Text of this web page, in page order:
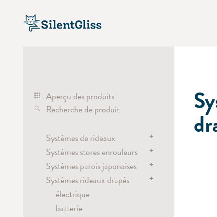
Aperçu des produits
Recherche de produit
Systèmes de rideaux
+
Systèmes de rideaux
électrique
manuel
corde
Tringles de séparation
Systèmes stores enrouleurs
+
Systèmes stores enrouleurs
électrique
batterie
chaînette
Systèmes parois japonaises
+
Systèmes parois japonaises
manuel / lance rideau
électrique
Systèmes rideaux drapés
+
électrique
batterie